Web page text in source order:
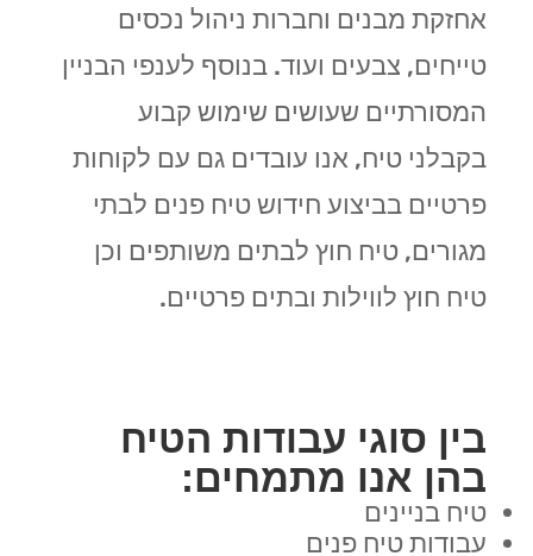
אחזקת מבנים וחברות ניהול נכסים
טייחים, צבעים ועוד. בנוסף לענפי הבניין
המסורתיים שעושים שימוש קבוע
בקבלני טיח, אנו עובדים גם עם לקוחות
פרטיים בביצוע חידוש טיח פנים לבתי
מגורים, טיח חוץ לבתים משותפים וכן
טיח חוץ לווילות ובתים פרטיים.
בין סוגי עבודות הטיח
בהן אנו מתמחים:
טיח בניינים
עבודות טיח פנים